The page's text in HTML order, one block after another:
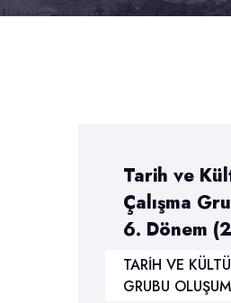
Tarih ve
Çalışma
6. Dönem
TARİH VE
GRUBU